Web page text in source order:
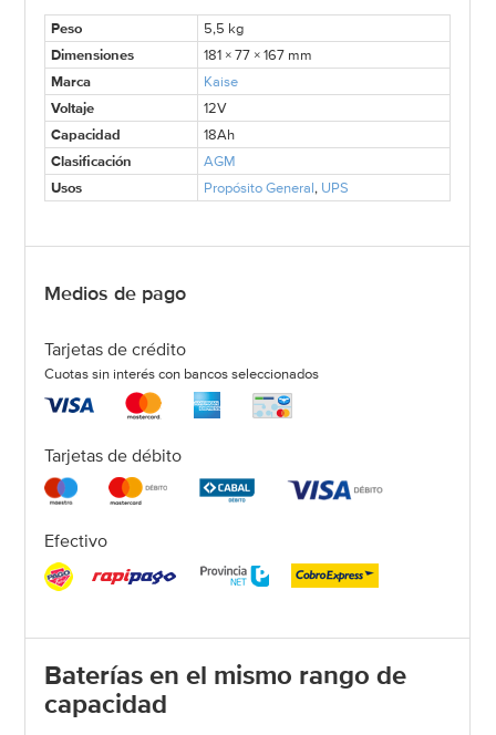
Peso
5,5 kg
Dimensiones
181 × 77 × 167 mm
Marca
Kaise
Voltaje
12V
Capacidad
18Ah
Clasificación
AGM
Usos
Propósito General, UPS
Medios de pago
Tarjetas de crédito
Cuotas sin interés con bancos seleccionados
Tarjetas de débito
Efectivo
Baterías en el mismo rango de
capacidad